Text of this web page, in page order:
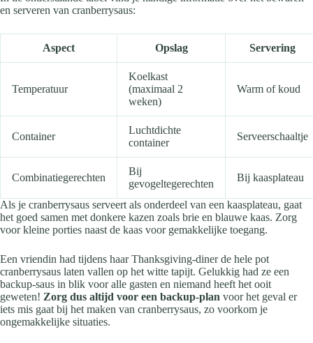
en serveren van cranberrysaus:
Aspect Opslag Servering
Temperatuur
Koelkast
(maximaal 2
weken)
Warm of koud
Container
Luchtdichte
container
Serveerschaaltje
Combinatiegerechten
Bij
gevogeltegerechten
Bij kaasplateau
Als je cranberrysaus serveert als onderdeel van een kaasplateau, gaat
het goed samen met donkere kazen zoals brie en blauwe kaas. Zorg
voor kleine porties naast de kaas voor gemakkelijke toegang.
Een vriendin had tijdens haar Thanksgiving-diner de hele pot
cranberrysaus laten vallen op het witte tapijt. Gelukkig had ze een
backup-saus in blik voor alle gasten en niemand heeft het ooit
geweten! Zorg dus altijd voor een backup-plan voor het geval er
iets mis gaat bij het maken van cranberrysaus, zo voorkom je
ongemakkelijke situaties.